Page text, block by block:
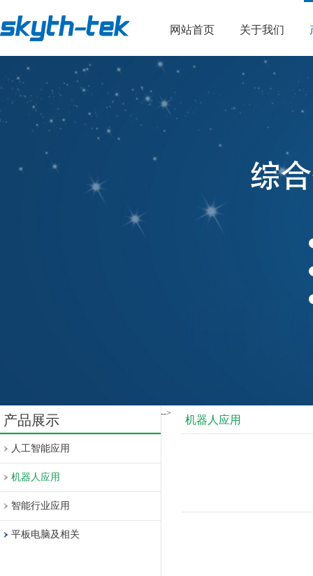
网站首页 关于我们
产品展示
人工智能应用
机器人应用
智能行业应用
平板电脑及相关
机器人应用
-->